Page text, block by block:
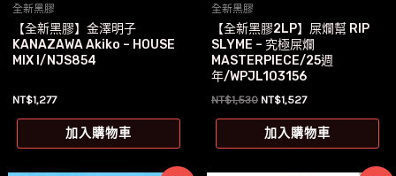
全新黑膠
【全新黑膠】金澤明子
KANAZAWA Akiko – HOUSE
MIX I/NJS854
NT$1,277
加入購物車
全新黑膠
【全新黑膠2LP】屎爛幫 RIP
SLYME – 究極屎爛
MASTERPIECE/25週
年/WPJL103156
NT$1,530 原
價
格：
NT$1,527目
價
格：
加入購物車